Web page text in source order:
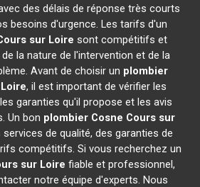
des délais de réponse très courts
besoins d'urgence. Les tarifs d'un
sur Loire sont compétitifs et
la nature de l'intervention et de la
Avant de choisir un plombier
, il est important de vérifier les
garanties qu'il propose et les avis
Un bon plombier Cosne Cours sur
de qualité, des garanties de
compétitifs. Si vous recherchez un
sur Loire fiable et professionnel,
notre équipe d'experts. Nous